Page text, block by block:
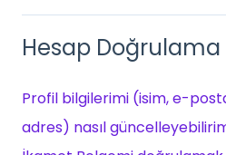
Hesap Doğrulama
Profil bilgilerimi (isim, e-
adres) nasıl